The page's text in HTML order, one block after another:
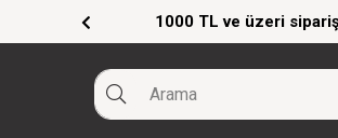
1000 TL ve üzeri